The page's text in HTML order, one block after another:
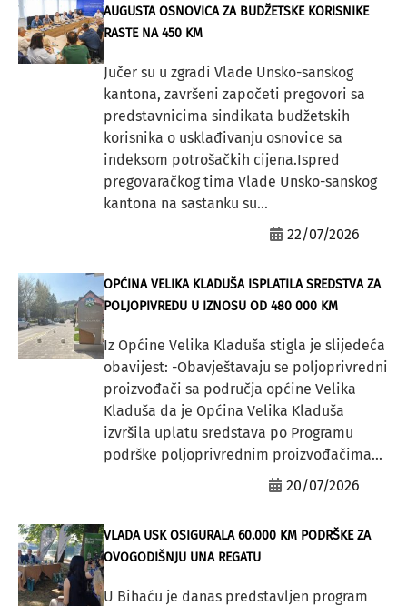
AUGUSTA OSNOVICA ZA BUDŽETSKE KORISNIKE
RASTE NA 450 KM
Jučer su u zgradi Vlade Unsko-sanskog
kantona, završeni započeti pregovori sa
predstavnicima sindikata budžetskih
korisnika o usklađivanju osnovice sa
indeksom potrošačkih cijena.Ispred
pregovaračkog tima Vlade Unsko-sanskog
kantona na sastanku su...
22/07/2026
OPĆINA VELIKA KLADUŠA ISPLATILA SREDSTVA ZA
POLJOPIVREDU U IZNOSU OD 480 000 KM
Iz Općine Velika Kladuša stigla je slijedeća
obavijest: -Obavještavaju se poljoprivredni
proizvođači sa područja općine Velika
Kladuša da je Općina Velika Kladuša
izvršila uplatu sredstava po Programu
podrške poljoprivrednim proizvođačima...
20/07/2026
VLADA USK OSIGURALA 60.000 KM PODRŠKE ZA
OVOGODIŠNJU UNA REGATU
U Bihaću je danas predstavljen program